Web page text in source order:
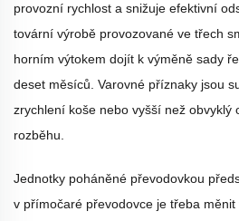
provozní rychlost a snižuje efektivní
tovární výrobě provozované ve třech
horním výtokem dojít k výměně sady
deset měsíců. Varovné příznaky jsou
zrychlení koše nebo vyšší než obvyklý
rozběhu.
Jednotky poháněné převodovkou
v přímočaré převodovce je třeba